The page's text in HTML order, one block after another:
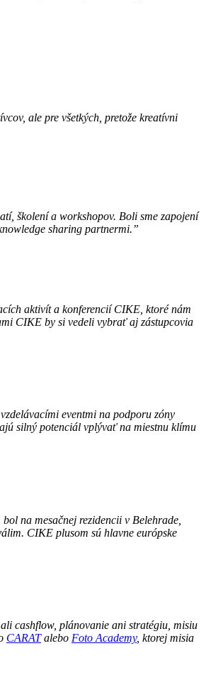
ale pre všetkých, pretože kreatívni
školení a workshopov. Boli sme zapojení
sharing partnermi.”
aktivít a konferencií CIKE, ktoré nám
CIKE by si vedeli vybrať aj zástupcovia
eventmi na podporu zóny
silný potenciál vplývať na miestnu klímu
na mesačnej rezidencii v Belehrade,
CIKE plusom sú hlavne európske
cashflow, plánovanie ani stratégiu, misiu
CARATalebo Foto Academy, ktorej misia